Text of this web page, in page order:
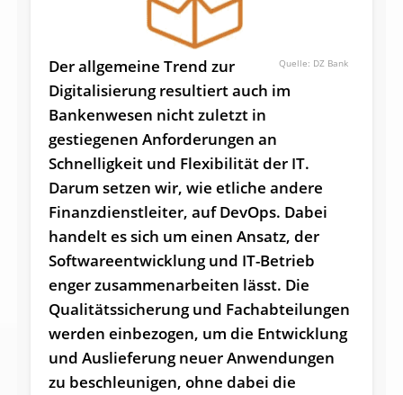
DZ Bank
Der allgemeine Trend zur
Digitalisierung resultiert auch im
Bankenwesen nicht zuletzt in
gestiegenen Anforderungen an
Schnelligkeit und Flexibilität der IT.
Darum setzen wir, wie etliche andere
Finanzdienstleiter, auf DevOps. Dabei
handelt es sich um einen Ansatz, der
Softwareentwicklung und IT-Betrieb
enger zusammenarbeiten lässt. Die
Qualitätssicherung und Fachabteilungen
werden einbezogen, um die Entwicklung
und Auslieferung neuer Anwendungen
zu beschleunigen, ohne dabei die